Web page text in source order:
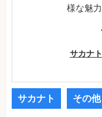
様な魅
サカナ
サカナト その他